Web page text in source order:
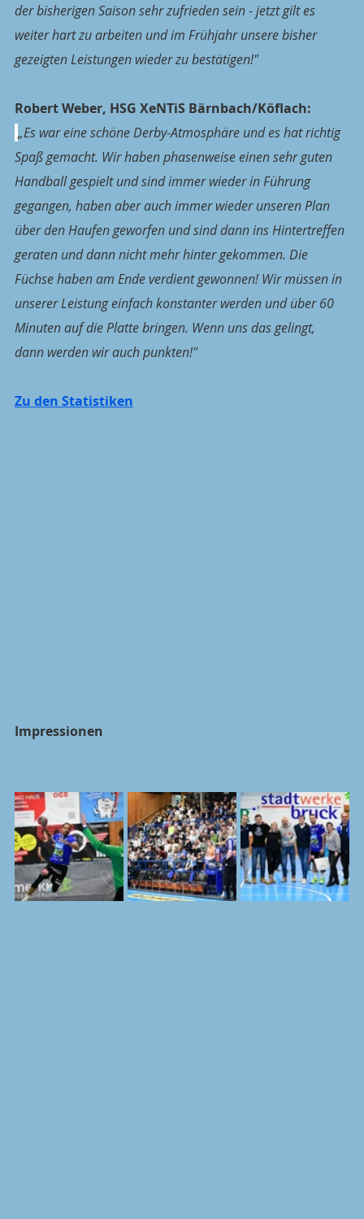
der bisherigen Saison sehr zufrieden sein - jetzt gilt es
weiter hart zu arbeiten und im Frühjahr unsere bisher
gezeigten Leistungen wieder zu bestätigen!"
Robert Weber, HSG XeNTiS Bärnbach/Köflach:
„Es war eine schöne Derby-Atmosphäre und es hat richtig
Spaß gemacht. Wir haben phasenweise einen sehr guten
Handball gespielt und sind immer wieder in Führung
gegangen, haben aber auch immer wieder unseren Plan
über den Haufen geworfen und sind dann ins Hintertreffen
geraten und dann nicht mehr hinter gekommen. Die
Füchse haben am Ende verdient gewonnen! Wir müssen in
unserer Leistung einfach konstanter werden und über 60
Minuten auf die Platte bringen. Wenn uns das gelingt,
dann werden wir auch punkten!"
Zu den Statistiken
Impressionen